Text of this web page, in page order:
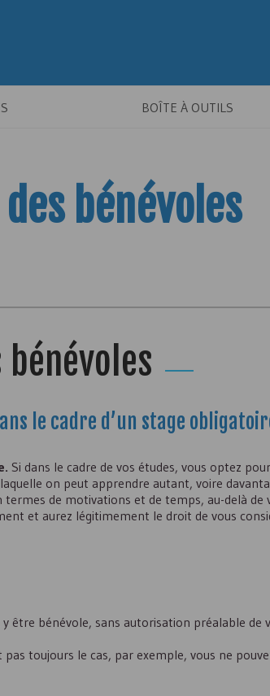
BOÎTE À OUTILS
bénévoles
le cadre d’un stage
Si dans le cadre de vos études, vous optez
on peut apprendre autant, voire
de motivations et de temps, au-delà de
et aurez légitimement le droit de vous
être bénévole, sans autorisation préalable de
toujours le cas, par exemple, vous ne